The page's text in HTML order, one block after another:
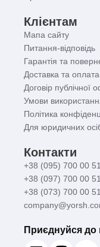
Клієнтам
Мапа сайту
Питання-відповідь
Гарантія та
Доставка та оплата
Договір публічної
Умови
Політика
Для юридичних
Контакти
+38 (095) 700 00 51
+38 (097) 700 00 51
+38 (073) 700 00 51
Приєднуйся до